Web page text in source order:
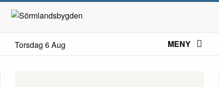
Torsdag 6 Aug MENY